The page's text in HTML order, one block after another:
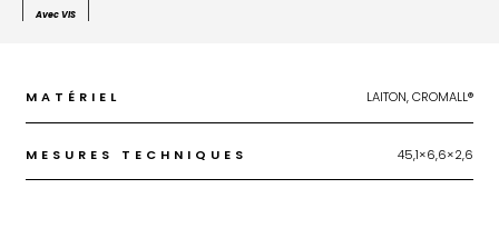
Avec VIS
MATÉRIEL LAITON, CROMALL®
MESURES TECHNIQUES 45,1×6,6×2,6